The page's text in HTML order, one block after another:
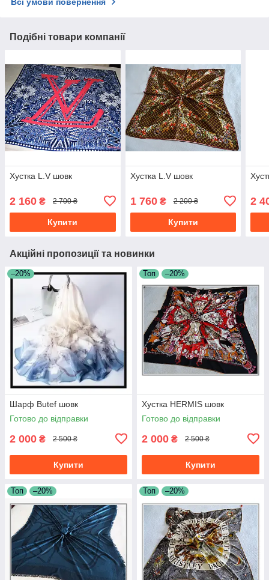
Всі умови повернення
Подібні товари компанії
Хустка L.V шовк
2 160 ₴ 2 700 ₴
Купити
Хустка L.V шовк
1 760₴ 2 200 ₴
Купити
2
Акційні пропозиції та новинки
–20%
Шарф Butef шовк
Готово до відправки
2 000 ₴ 2 500 ₴
Купити
Топ –20%
Хустка HERMIS шовк
Готово до відправки
2 000 ₴ 2 500 ₴
Купити
Топ –20% Топ –20%